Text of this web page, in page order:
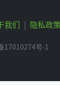
我们 | 隐私政策
17010274号-1